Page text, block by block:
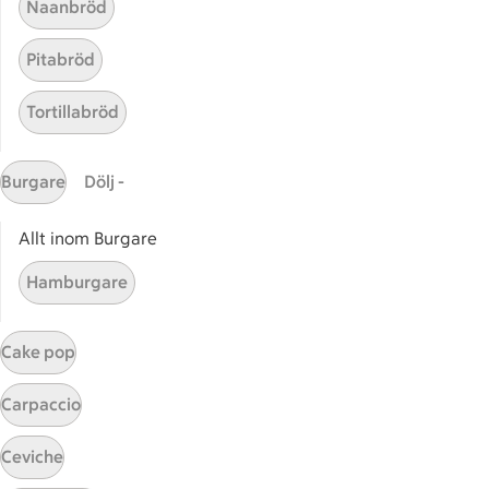
Handla online
ICAs matkasse
Catering
Apotek Hjärtat
Gaston
ICAs tjänster
ICA-appen
ICA Scanna
ICA ToGo
Fler appar och tjänster
Stammis på ICA
Bli stammis
Naanbröd
Pitabröd
Tortillabröd
Burgare Dölj -
Allt inom Burgare
Hamburgare
Cake pop
Carpaccio
Ceviche